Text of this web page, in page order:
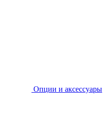
Опции и аксессуары